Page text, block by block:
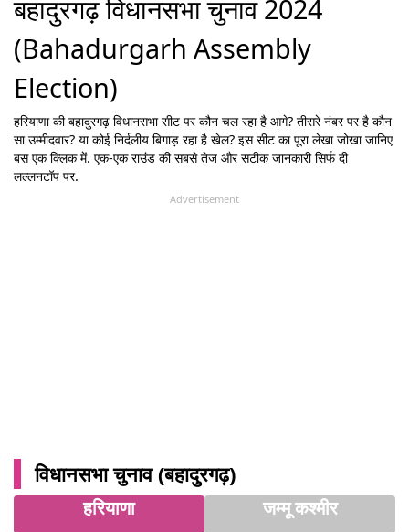
बहादुरगढ़ विधानसभा चुनाव 2024
(Bahadurgarh Assembly
Election)
हरियाणाकी बहादुरगढ़ विधानसभा सीट पर कौन चल रहा है आगे? तीसरे नंबर पर है कौन
सा उम्मीदवार? या कोई निर्दलीय बिगाड़ रहा है खेल? इस सीट का पूरा लेखा जोखा जानिए
बस एक क्लिक में. एक-एक राउंड की सबसे तेज और सटीक जानकारी सिर्फ दी
लल्लनटॉप पर.
Advertisement
विधानसभा चुनाव (बहादुरगढ़)
हरियाणा जम्मू कश्मीर